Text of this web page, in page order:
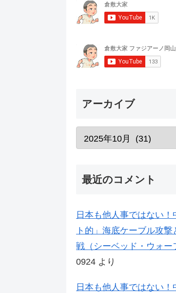
アーカイブ
最近のコメント
日本も他人事ではない！
ト的」海底ケーブル攻
戦（シーベッド・ウォー
0924 より
日本も他人事ではない！